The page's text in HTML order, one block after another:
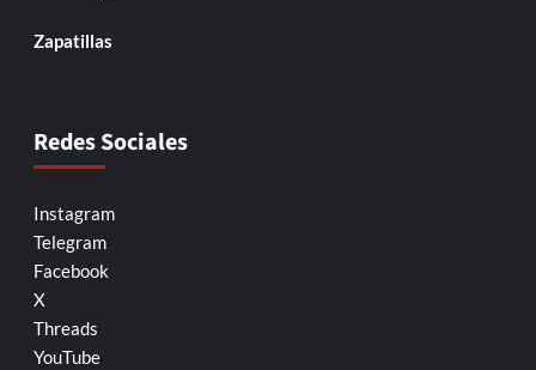
Zapatillas
Redes Sociales
Instagram
Telegram
Facebook
X
Threads
YouTube